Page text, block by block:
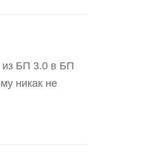
из БП 3.0 в БП
никак не